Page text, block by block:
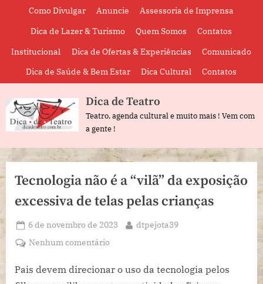
Como Divulgar Anuncie
Assessoria de Imprensa
Dica de Lazer & Turismo
Quem Somos
Contatos
Institucional
Dica de Ofertas & Experiências
Comunicado
Dica de Saúde & Bem Estar
Dica Cultural Contatos
Dica de Teatro
Teatro, agenda cultural e muito mais ! Vem com
a gente !
Tecnologia não é a “vilã” da exposição
excessiva de telas pelas crianças
Posted
on
6 de novembro de 2023 By
dtpejota39
Nenhum comentário
não
Pais devem direcionar o uso da tecnologia pelos